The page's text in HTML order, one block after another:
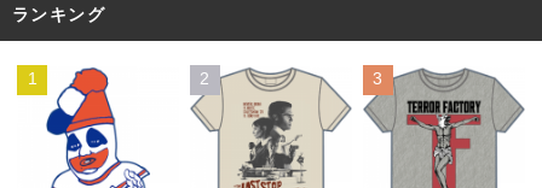
ランキング
1 2 3